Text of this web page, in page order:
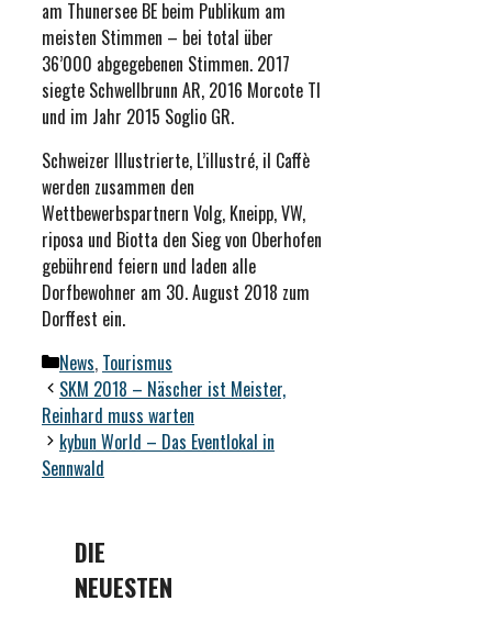
am Thunersee BE beim Publikum am
meisten Stimmen – bei total über
36’000 abgegebenen Stimmen. 2017
siegte Schwellbrunn AR, 2016 Morcote TI
und im Jahr 2015 Soglio GR.
Schweizer Illustrierte, L’illustré, il Caffè
werden zusammen den
Wettbewerbspartnern Volg, Kneipp, VW,
riposa und Biotta den Sieg von Oberhofen
gebührend feiern und laden alle
Dorfbewohner am 30. August 2018 zum
Dorffest ein.
Kategorien
News, Tourismus
SKM 2018 – Näscher ist Meister,
Reinhard muss warten
kybun World – Das Eventlokal in
Sennwald
DIE
NEUESTEN